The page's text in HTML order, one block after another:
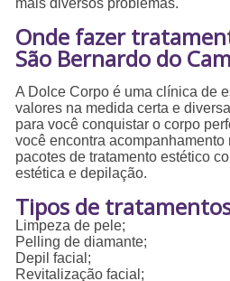
mais diversos problemas.
Onde fazer
São Bernardo do
A Dolce Corpo é uma clínica de
valores na medida certa e
para você conquistar o corpo
você encontra
pacotes de tratamento estético
estética e depilação.
Tipos de
Limpeza de pele;
Pelling de diamante;
Depil facial;
Revitalização facial;